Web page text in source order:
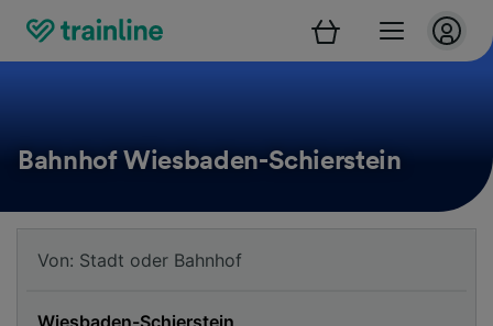
Bahnhof Wiesbaden-Schierstein